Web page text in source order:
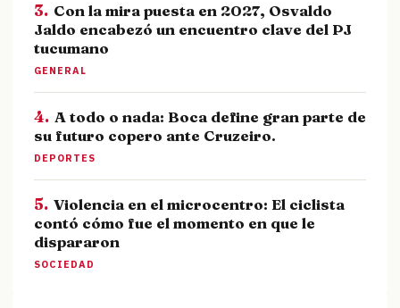
3. Con la mira puesta en 2027, Osvaldo
Jaldo encabezó un encuentro clave del PJ
tucumano
GENERAL
4. A todo o nada: Boca define gran parte de
su futuro copero ante Cruzeiro.
DEPORTES
5. Violencia en el microcentro: El ciclista
contó cómo fue el momento en que le
dispararon
SOCIEDAD